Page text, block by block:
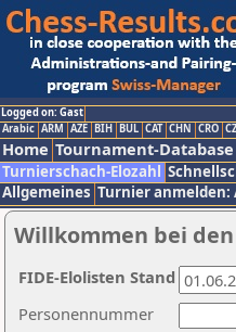
Logged on: Gast
Arabic ARM AZE BIH BUL CAT CHN CRO
Home Tournament-Database
Turnierschach-Elozahl
Allgemeines Turnier anmelden:
Willkommen bei
Personennummer
FIDE-Elolisten Stand